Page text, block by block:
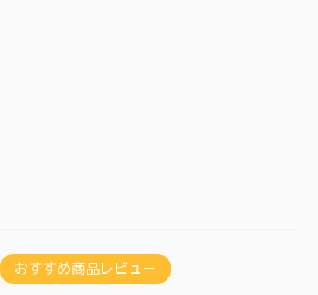
おすすめ商品レビュー